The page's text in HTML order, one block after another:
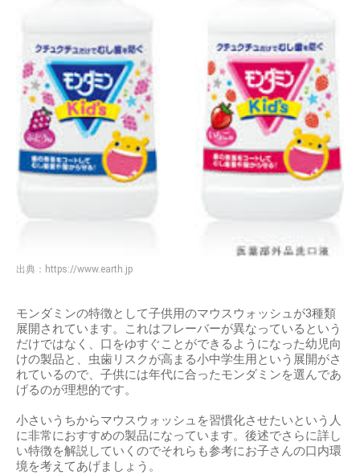
出典： https://www.earth.jp
モンダミンの特徴として子供用のマウスウォッシュが3種類
展開されています。これはフレーバーが異なっているという
だけではなく、口をゆすぐことができるようになった幼児向
けの製品と、虫歯リスクが高まる小中学生用という展開がさ
れているので、子供には年代に合ったモンダミンを選んであ
げるのが理想的です。
小さいうちからマウスウォッシュを習慣化させたいという人
に非常におすすめの製品になっています。後述でさらに詳し
い特徴を解説していくのでそれらも参考にお子さんの口内環
境を考えてあげましょう。